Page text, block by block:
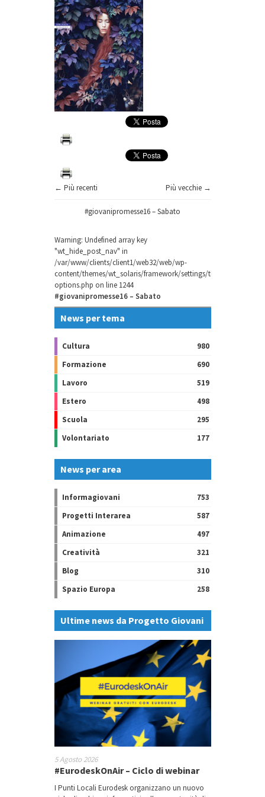
← Più recenti Più vecchie →
#giovanipromesse16 – Sabato
Warning: Undefined array key
"wt_hide_post_nav" in
/var/www/clients/client1/web32/web/wp-
content/themes/wt_solaris/framework/settings/theme-
options.php on line 1244
#giovanipromesse16 – Sabato
News per tema
Cultura
980
Formazione
690
Lavoro
519
Estero
498
Scuola
295
Volontariato
177
News per area
Informagiovani
753
Progetti Interarea
587
Animazione
497
Creatività
321
Blog
310
Spazio Europa
258
Ultime news da Progetto Giovani
5 Agosto 2026
#EurodeskOnAir – Ciclo di webinar
I Punti Locali Eurodesk organizzano un nuovo